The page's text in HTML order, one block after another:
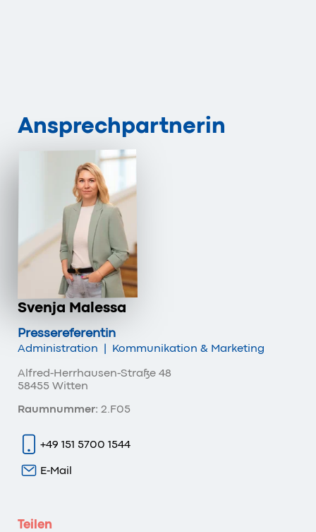
Ansprechpartnerin
Svenja Malessa
Pressereferentin
Administration | Kommunikation & Marketing
Alfred-Herrhausen-Straße 48
58455 Witten
Raumnummer: 2.F05
+49 151 5700 1544
E-Mail
Teilen